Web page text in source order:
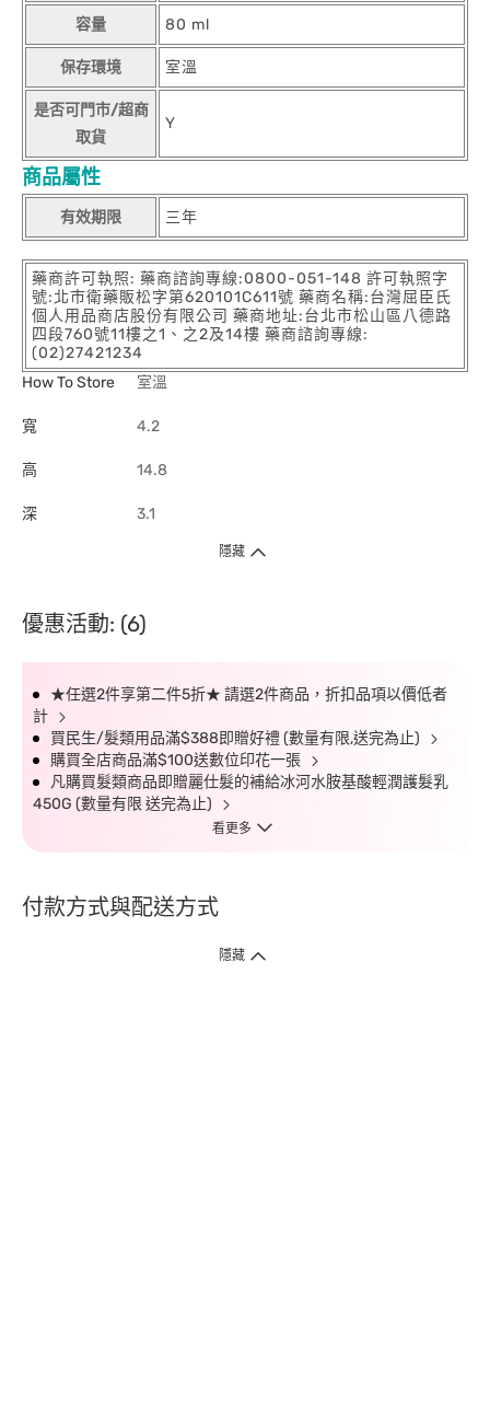
容量 80 ml
保存環境 室溫
是否可門市/超商
取貨
Y
商品屬性
有效期限 三年
藥商許可執照: 藥商諮詢專線:0800-051-148 許可執照字
號:北市衛藥販松字第620101C611號 藥商名稱:台灣屈臣氏
個人用品商店股份有限公司 藥商地址:台北市松山區八德路
四段760號11樓之1、之2及14樓 藥商諮詢專線:
(02)27421234
How To Store
室溫
寬 4.2
高 14.8
深 3.1
隱藏
優惠活動: (6)
★任選2件享第二件5折★ 請選2件商品，折扣品項以價低者
計
買民生/髮類用品滿$388即贈好禮 (數量有限,送完為止)
購買全店商品滿$100送數位印花一張
凡購買髮類商品即贈麗仕髮的補給冰河水胺基酸輕潤護髮乳
450G (數量有限 送完為止)
看更多
付款方式與配送方式
隱藏